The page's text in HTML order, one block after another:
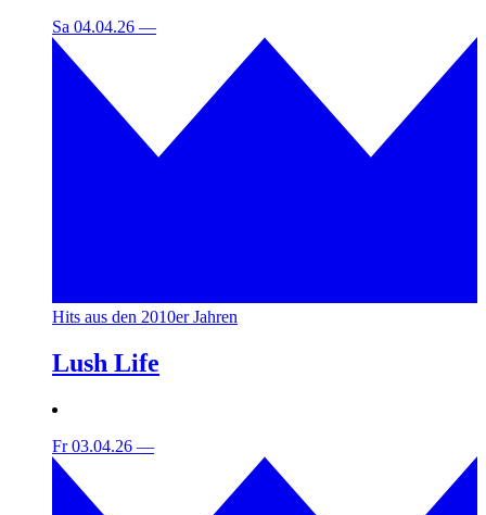
Sa 04.04.26 —
Hits aus den 2010er Jahren
Lush Life
Fr 03.04.26 —